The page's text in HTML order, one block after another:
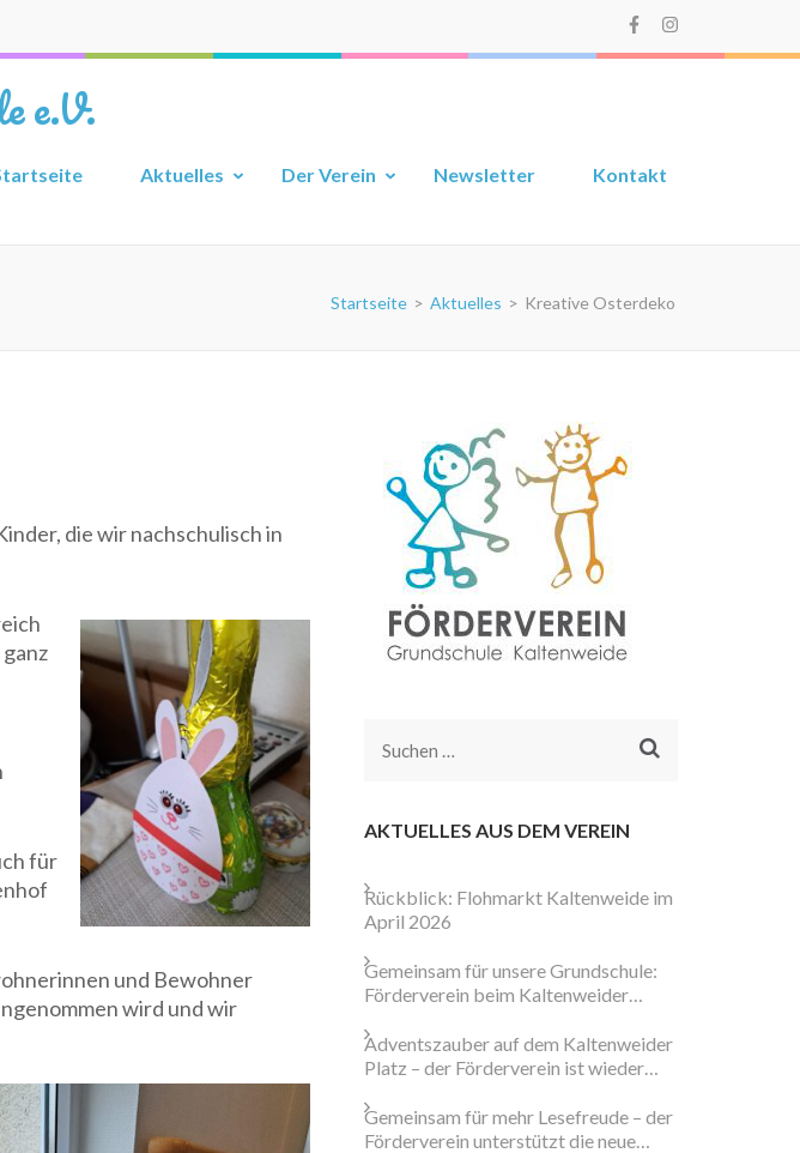
e.V.
Aktuelles Der Verein Newsletter Kontakt
Startseite > Aktuelles > Kreative Osterdeko
die wir nachschulisch in
für
und Bewohner
wird und wir
Suchen
AKTUELLES AUS DEM VEREIN
Rückblick: Flohmarkt Kaltenweide im
April 2026
Gemeinsam für unsere Grundschule:
Förderverein beim Kaltenweider
Adventszauber auf dem Kaltenweider
Platz – der Förderverein ist wieder
Gemeinsam für mehr Lesefreude – der
Förderverein unterstützt die neue